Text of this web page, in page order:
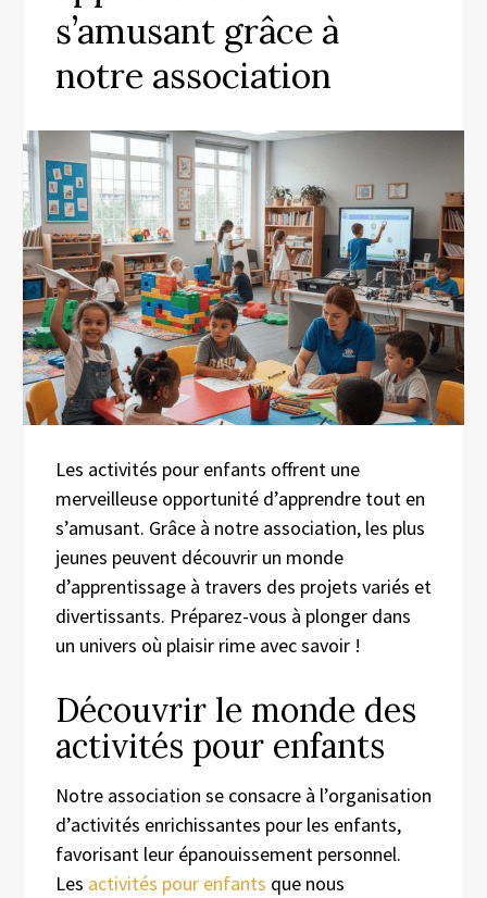
s’amusant grâce à
notre association
Les activités pour enfants offrent une
merveilleuse opportunité d’apprendre tout en
s’amusant. Grâce à notre association, les plus
jeunes peuvent découvrir un monde
d’apprentissage à travers des projets variés et
divertissants. Préparez-vous à plonger dans
un univers où plaisir rime avec savoir !
Découvrir le monde des
activités pour enfants
Notre association se consacre à l’organisation
d’activités enrichissantes pour les enfants,
favorisant leur épanouissement personnel.
Les activités pour enfants que nous